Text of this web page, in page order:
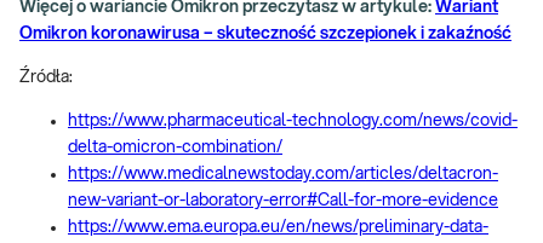
Więcej o wariancie Omikron przeczytasz w artykule: Wariant
Omikron koronawirusa – skuteczność szczepionek i zakaźność
Źródła:
https://www.pharmaceutical-technology.com/news/covid-
delta-omicron-combination/
https://www.medicalnewstoday.com/articles/deltacron-
new-variant-or-laboratory-error#Call-for-more-evidence
https://www.ema.europa.eu/en/news/preliminary-data-